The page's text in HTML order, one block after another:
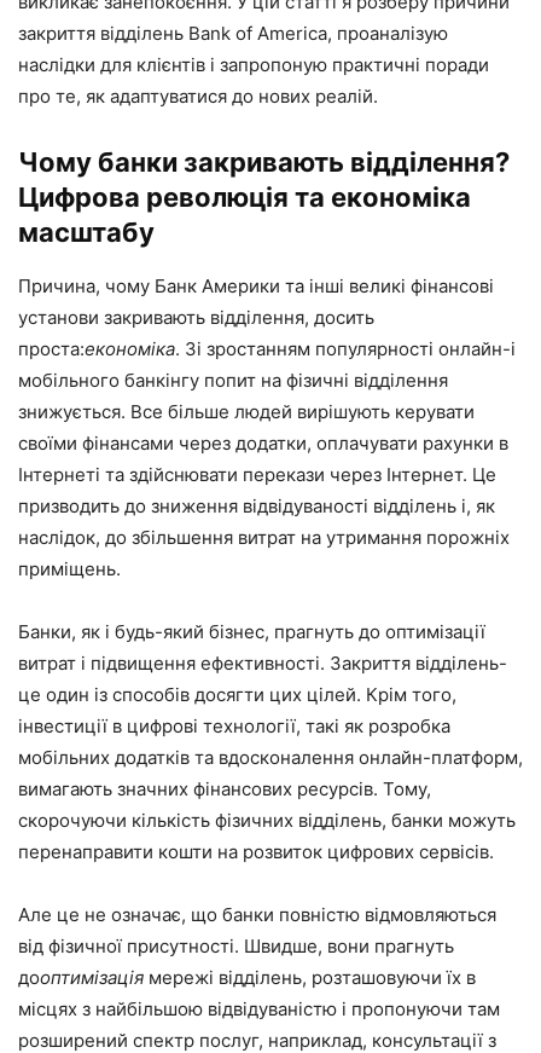
закриття відділень Bank of America, проаналізую
наслідки для клієнтів і запропоную практичні поради
про те, як адаптуватися до нових реалій.
Чому банки закривають відділення?
Цифрова революція та економіка
масштабу
Причина, чому Банк Америки та інші великі фінансові
установи закривають відділення, досить
проста:економіка. Зі зростанням популярності онлайн-і
мобільного банкінгу попит на фізичні відділення
знижується. Все більше людей вирішують керувати
своїми фінансами через додатки, оплачувати рахунки в
Інтернеті та здійснювати перекази через Інтернет. Це
призводить до зниження відвідуваності відділень і, як
наслідок, до збільшення витрат на утримання порожніх
приміщень.
Банки, як і будь-який бізнес, прагнуть до оптимізації
витрат і підвищення ефективності. Закриття відділень-
це один із способів досягти цих цілей. Крім того,
інвестиції в цифрові технології, такі як розробка
мобільних додатків та вдосконалення онлайн-платформ,
вимагають значних фінансових ресурсів. Тому,
скорочуючи кількість фізичних відділень, банки можуть
перенаправити кошти на розвиток цифрових сервісів.
Але це не означає, що банки повністю відмовляються
від фізичної присутності. Швидше, вони прагнуть
дооптимізація мережі відділень, розташовуючи їх в
місцях з найбільшою відвідуваністю і пропонуючи там
розширений спектр послуг, наприклад, консультації з